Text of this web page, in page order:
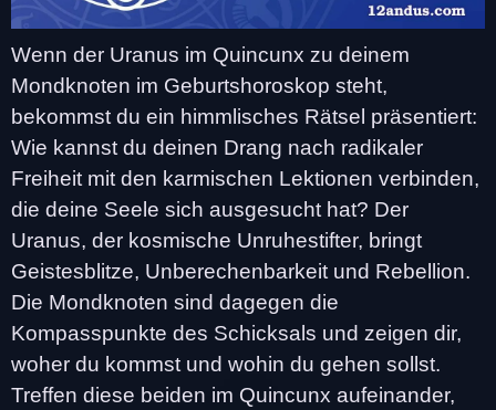
Wenn der Uranus im Quincunx zu deinem
Mondknoten im Geburtshoroskop steht,
bekommst du ein himmlisches Rätsel präsentiert:
Wie kannst du deinen Drang nach radikaler
Freiheit mit den karmischen Lektionen verbinden,
die deine Seele sich ausgesucht hat? Der
Uranus, der kosmische Unruhestifter, bringt
Geistesblitze, Unberechenbarkeit und Rebellion.
Die Mondknoten sind dagegen die
Kompasspunkte des Schicksals und zeigen dir,
woher du kommst und wohin du gehen sollst.
Treffen diese beiden im Quincunx aufeinander,